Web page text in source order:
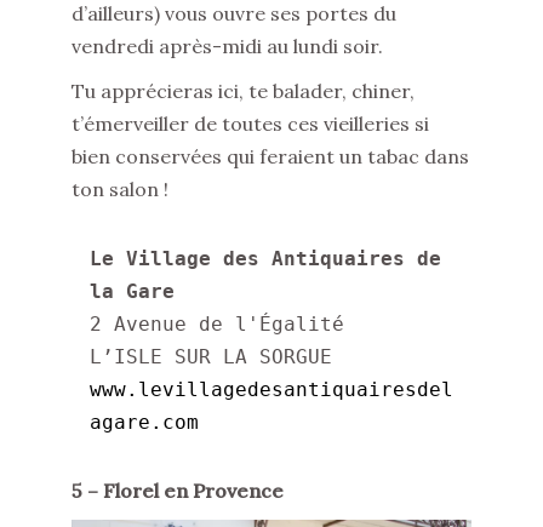
d’ailleurs) vous ouvre ses portes du
vendredi après-midi au lundi soir.
Tu apprécieras ici, te balader, chiner,
t’émerveiller de toutes ces vieilleries si
bien conservées qui feraient un tabac dans
ton salon !
Le Village des Antiquaires de
la Gare
2 Avenue de l'Égalité
www.levillagedesantiquairesdel
agare.com
5 – Florel en Provence